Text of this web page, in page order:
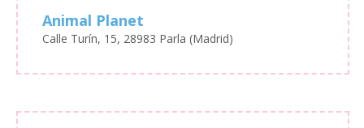
Animal Planet
Calle Turín, 15, 28983 Parla (Madrid)